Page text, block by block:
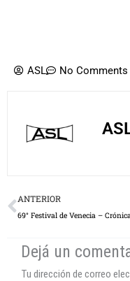
ASL No Comments
Prev
ANTERIOR
69° Festival de Venecia –
Dejá un
Tu dirección de correo